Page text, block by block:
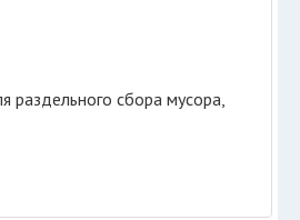
раздельного сбора мусора,